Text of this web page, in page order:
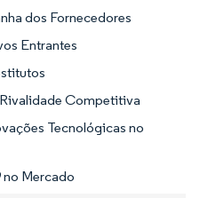
dos Fornecedores
Entrantes
Competitiva
Tecnológicas no
Mercado